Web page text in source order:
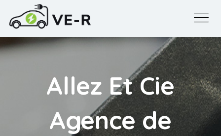
Allez Et Cie
Agence de